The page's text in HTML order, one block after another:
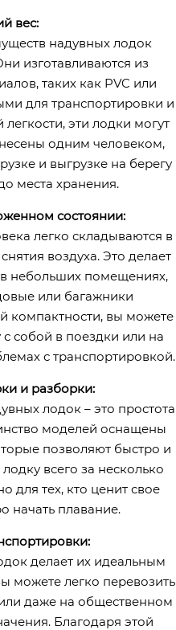
вес:
надувных лодок
изготавливаются из
таких как PVC или
для транспортировки и
эти лодки могут
одним человеком,
и выгрузке на берегу
места хранения.
состоянии:
легко складываются в
воздуха. Это делает
небольших помещениях,
или багажники
компактности, вы можете
с собой в поездки или на
с транспортировкой.
и разборки:
лодок – это простота
моделей оснащены
позволяют быстро и
всего за несколько
для тех, кто ценит свое
начать плавание.
делает их идеальным
можете легко перевозить
даже на общественном
Благодаря этой